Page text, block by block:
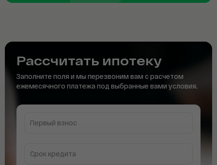
Рассчитать ипотеку
Заполните поля и мы перезвоним вам с расчетом
ежемесячного платежа под выбранные вами условия.
Первый взнос
Срок кредита